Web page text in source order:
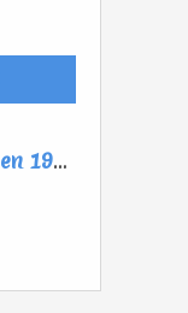
un paysage si beau pour écran en 1920*1080